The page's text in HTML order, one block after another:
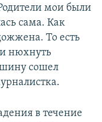
мои были
сама. Как
То есть
нюхнуть
сошел
в течение